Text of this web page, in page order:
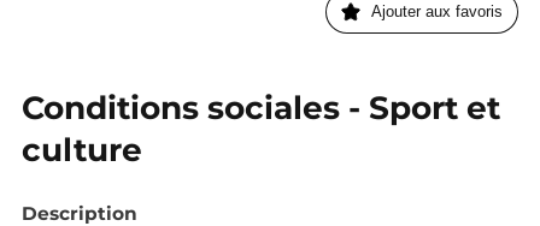
Ajouter aux favoris
Conditions sociales - Sport et
culture
Description